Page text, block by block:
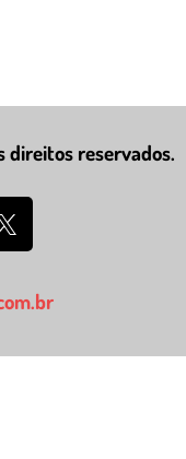
direitos reservados.